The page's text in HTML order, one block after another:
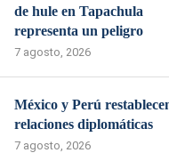
de hule en Tapachula
representa un peligro
7 agosto, 2026
México y Perú
relaciones diplomáticas
7 agosto, 2026